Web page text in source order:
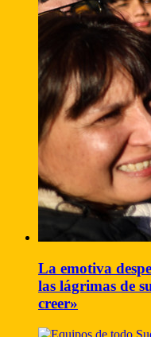
La emotiva
las lágrimas de
creer»